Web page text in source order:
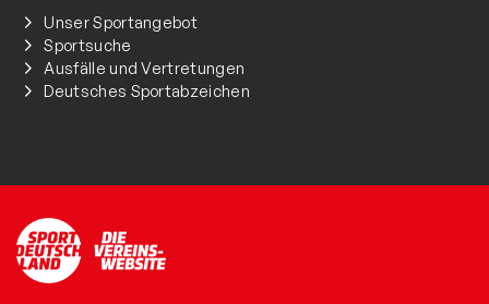
Unser Sportangebot
Sportsuche
Ausfälle und Vertretungen
Deutsches Sportabzeichen